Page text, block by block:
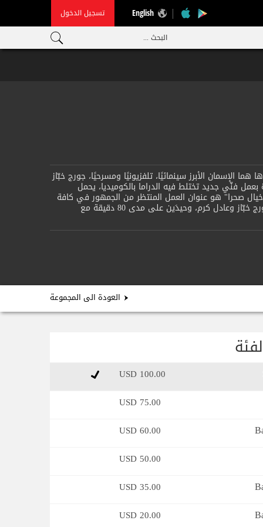
English تسجيل الدخول
البحث ...
الإسمان الأبرز سينمائيًا، تلفزيونيًا ومسرحيًا، جورج خبّاز
فنّي جديد تختلط فيه الدراما بالكوميديا، يحمل
صحرا" هو عنوان العمل المنتظر من الجمهور في كافة
أنحاء العالم والذي سيجمع لأوّل مرّة العملاقَين جورج خبّاز وعادل كرم، وحيدَين على مدى 80 دقيقة مع
العودة الى المجموعة
100.00 USD
75.00 USD
60.00 USD
50.00 USD
35.00 USD
20.00 USD